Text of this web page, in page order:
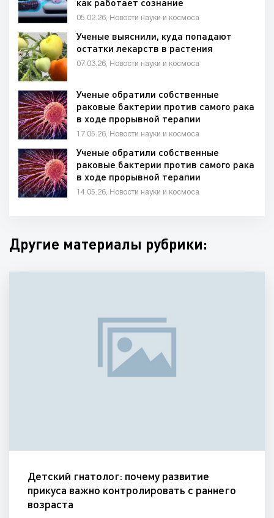
05.02.26, Новости науки и космоса
Ученые выяснили, куда попадают
остатки лекарств в растения
07.03.26, Новости науки и космоса
Ученые обратили собственные
раковые бактерии против самого рака
в ходе прорывной терапии
17.05.26, Новости науки и космоса
Ученые обратили собственные
раковые бактерии против самого рака
в ходе прорывной терапии
14.05.26, Новости науки и космоса
Другие материалы рубрики:
Детский гнатолог: почему развитие
прикуса важно контролировать с раннего
возраста